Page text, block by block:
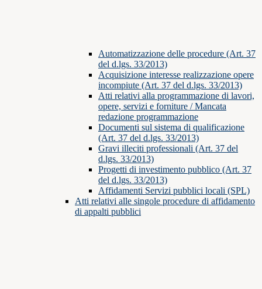
Automatizzazione delle procedure (Art. 37
del d.lgs. 33/2013)
Acquisizione interesse realizzazione opere
incompiute (Art. 37 del d.lgs. 33/2013)
Atti relativi alla programmazione di lavori,
opere, servizi e forniture / Mancata
redazione programmazione
Documenti sul sistema di qualificazione
(Art. 37 del d.lgs. 33/2013)
Gravi illeciti professionali (Art. 37 del
d.lgs. 33/2013)
Progetti di investimento pubblico (Art. 37
del d.lgs. 33/2013)
Affidamenti Servizi pubblici locali (SPL)
Atti relativi alle singole procedure di affidamento
di appalti pubblici